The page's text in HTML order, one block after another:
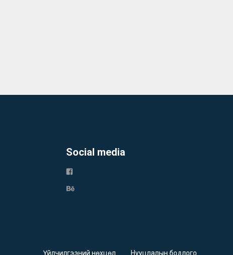
Social media
Үйлчилгээний нөхцөл Нууцлалын бодлого